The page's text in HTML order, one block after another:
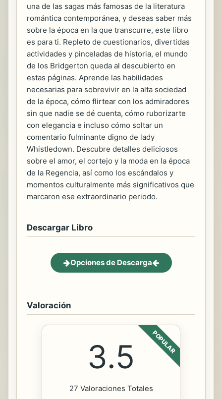
una de las sagas más famosas de la literatura
romántica contemporánea, y deseas saber más
sobre la época en la que transcurre, este libro
es para ti. Repleto de cuestionarios, divertidas
actividades y pinceladas de historia, el mundo
de los Bridgerton queda al descubierto en
estas páginas. Aprende las habilidades
necesarias para sobrevivir en la alta sociedad
de la época, cómo flirtear con los admiradores
sin que nadie se dé cuenta, cómo ruborizarte
con elegancia e incluso cómo soltar un
comentario fulminante digno de lady
Whistledown. Descubre detalles deliciosos
sobre el amor, el cortejo y la moda en la época
de la Regencia, así como los escándalos y
momentos culturalmente más significativos que
marcaron ese extraordinario periodo.
Descargar Libro
Opciones de Descarga
Valoración
POPULAR
3.5
27 Valoraciones Totales